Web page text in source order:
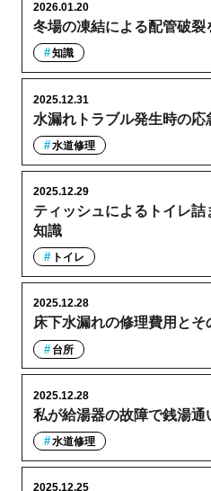
冬場の凍結による配管破裂
2026.01.20
知識
水漏れトラブル発生時の
2025.12.31
水道修理
ティッシュによるトイレ
知識
2025.12.29
トイレ
床下水漏れの修理費用とそ
2025.12.28
台所
私が給湯器の故障で銭湯通
2025.12.28
水道修理
2025.12.25